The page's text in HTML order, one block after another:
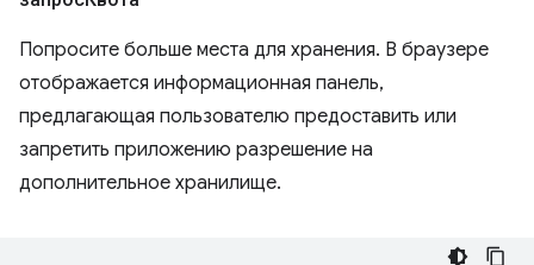
Попросите больше места для хранения. В браузере
отображается информационная панель,
предлагающая пользователю предоставить или
запретить приложению разрешение на
дополнительное хранилище.